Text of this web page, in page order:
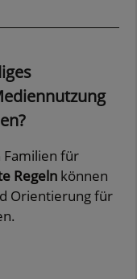
für
Regeln können
Orientierung für